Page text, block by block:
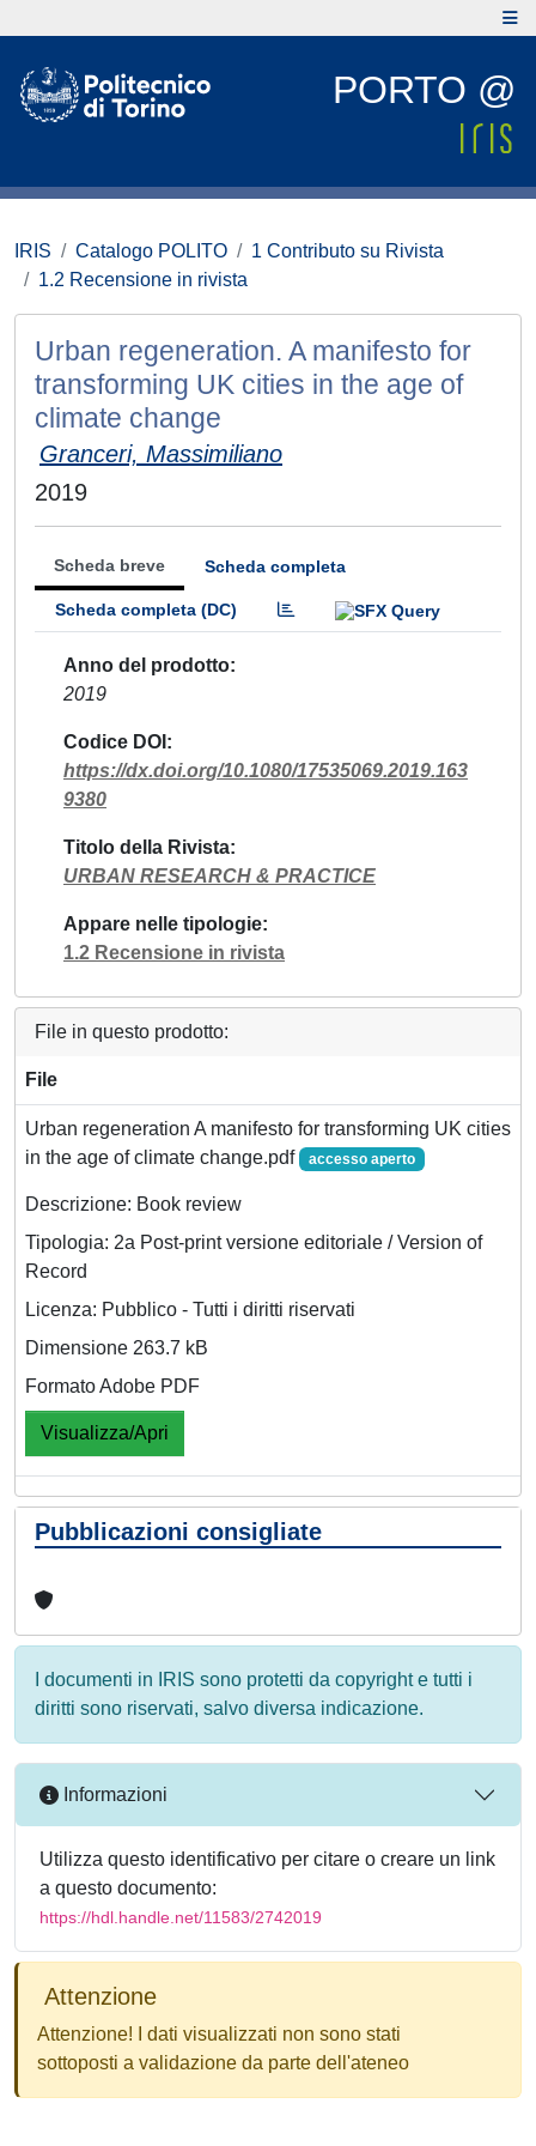
PORTO @
IRIS Catalogo POLITO
1 Contributo su Rivista
1.2 Recensione in rivista
Urban regeneration. A manifesto for
transforming UK cities in the age of
climate change
Granceri, Massimiliano
2019
Scheda breve Scheda completa
Scheda completa (DC)
Anno del prodotto
2019
Codice DOI
https://dx.doi.org/10.1080/17535069.2019.163
9380
Titolo della Rivista
URBAN RESEARCH & PRACTICE
Appare nelle tipologie
1.2 Recensione in rivista
File in questo prodotto:
File
Urban regeneration A manifesto for transforming UK cities
in the age of climate change.pdf
accesso aperto
Descrizione: Book review
Tipologia: 2a Post-print versione editoriale / Version of
Record
Licenza: Pubblico - Tutti i diritti riservati
Dimensione 263.7 kB
Formato Adobe PDF
Visualizza/Apri
Pubblicazioni consigliate
I documenti in IRIS sono protetti da copyright e tutti i
diritti sono riservati, salvo diversa indicazione.
Informazioni
Utilizza questo identificativo per citare o creare un link
a questo documento:
https://hdl.handle.net/11583/2742019
Attenzione
Attenzione! I dati visualizzati non sono stati
sottoposti a validazione da parte dell'ateneo